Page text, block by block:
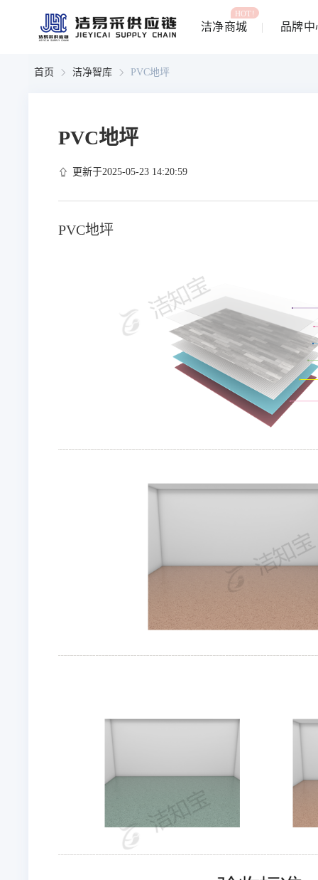
洁净商城
HOT!
品牌中
首页 洁净智库 PVC地坪
PVC地坪
更新于2025-05-23 14:20:59
PVC地坪